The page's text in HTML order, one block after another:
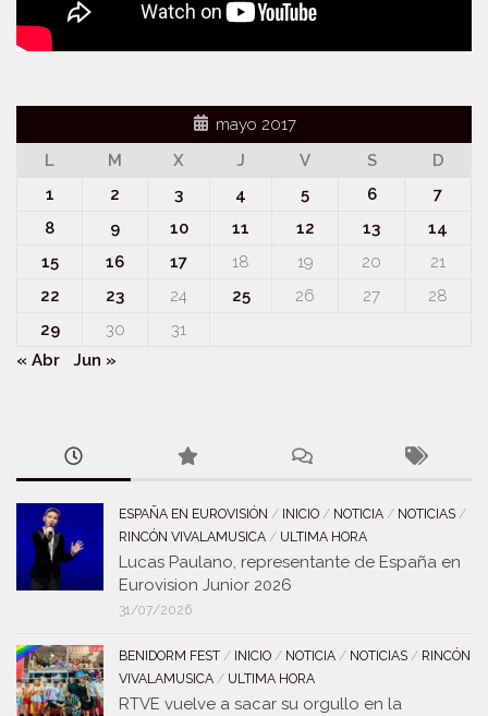
mayo 2017
L
M X J V S
D
1
2 3 4 5 6
7
8
9 10 11 12 13
14
15
16 17 18 19 20
21
22
23 24 25 26 27
28
29
30
31
« Abr
Jun »
ESPAÑA EN EUROVISIÓN / INICIO / NOTICIA / NOTICIAS /
RINCÓN VIVALAMUSICA / ULTIMA HORA
Lucas Paulano, representante de España en
Eurovision Junior 2026
31/07/2026
BENIDORM FEST / INICIO / NOTICIA / NOTICIAS / RINCÓN
VIVALAMUSICA / ULTIMA HORA
RTVE vuelve a sacar su orgullo en la